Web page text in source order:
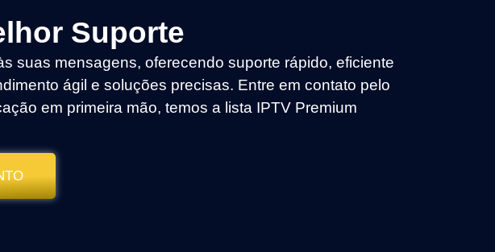
Suporte
suas mensagens, oferecendo suporte rápido, eficiente
ágil e soluções precisas. Entre em contato pelo
em primeira mão, temos a lista IPTV Premium